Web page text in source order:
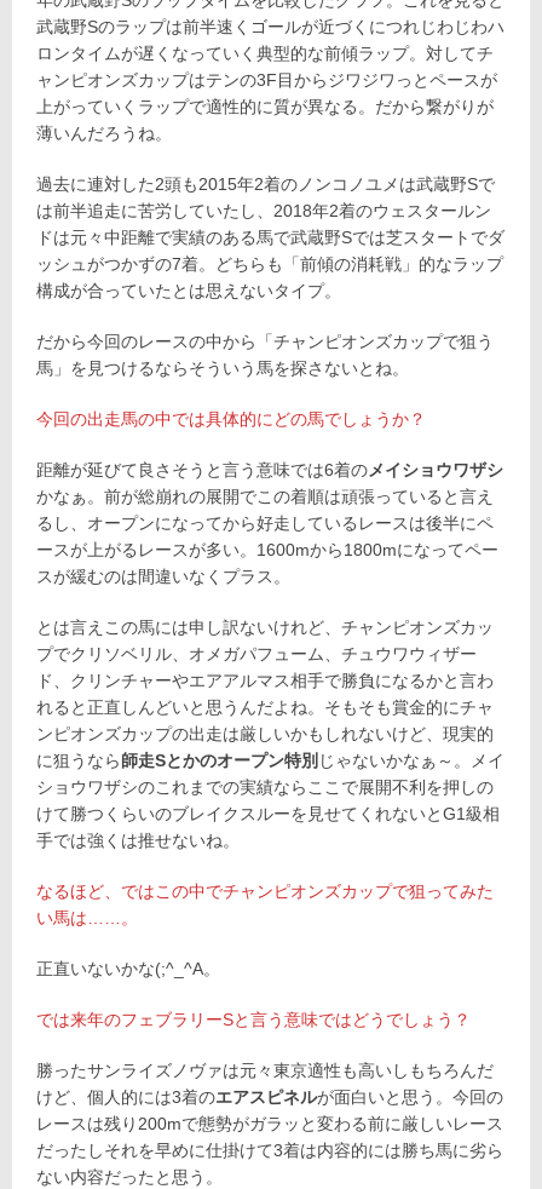
武蔵野Sのラップは前半速くゴールが近づくにつれじわじわハ
ロンタイムが遅くなっていく典型的な前傾ラップ。対してチ
ャンピオンズカップはテンの3F目からジワジワっとペースが
上がっていくラップで適性的に質が異なる。だから繋がりが
薄いんだろうね。
過去に連対した2頭も2015年2着のノンコノユメは武蔵野Sで
は前半追走に苦労していたし、2018年2着のウェスタールン
ドは元々中距離で実績のある馬で武蔵野Sでは芝スタートでダ
ッシュがつかずの7着。どちらも「前傾の消耗戦」的なラップ
構成が合っていたとは思えないタイプ。
だから今回のレースの中から「チャンピオンズカップで狙う
馬」を見つけるならそういう馬を探さないとね。
今回の出走馬の中では具体的にどの馬でしょうか？
距離が延びて良さそうと言う意味では6着のメイショウワザシ
かなぁ。前が総崩れの展開でこの着順は頑張っていると言え
るし、オープンになってから好走しているレースは後半にペ
ースが上がるレースが多い。1600mから1800mになってペー
スが緩むのは間違いなくプラス。
とは言えこの馬には申し訳ないけれど、チャンピオンズカッ
プでクリソベリル、オメガパフューム、チュウワウィザー
ド、クリンチャーやエアアルマス相手で勝負になるかと言わ
れると正直しんどいと思うんだよね。そもそも賞金的にチャ
ンピオンズカップの出走は厳しいかもしれないけど、現実的
に狙うなら師走Sとかのオープン特別じゃないかなぁ～。メイ
ショウワザシのこれまでの実績ならここで展開不利を押しの
けて勝つくらいのブレイクスルーを見せてくれないとG1級相
手では強くは推せないね。
なるほど、ではこの中でチャンピオンズカップで狙ってみた
い馬は……。
正直いないかな(;^_^A。
では来年のフェブラリーSと言う意味ではどうでしょう？
勝ったサンライズノヴァは元々東京適性も高いしもちろんだ
けど、個人的には3着のエアスピネルが面白いと思う。今回の
レースは残り200mで態勢がガラッと変わる前に厳しいレース
だったしそれを早めに仕掛けて3着は内容的には勝ち馬に劣ら
ない内容だったと思う。